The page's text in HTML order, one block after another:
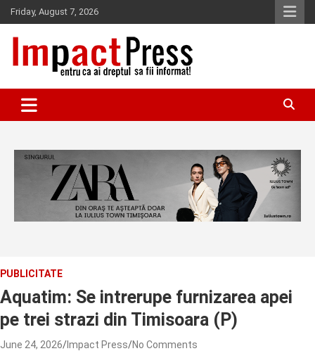
Skip
to
content
Friday, August 7, 2026
IMPACTPRESS
PUBLICITATE
Aquatim: Se intrerupe furnizarea apei
pe trei strazi din Timisoara (P)
June 24, 2026 Impact Press No Comments